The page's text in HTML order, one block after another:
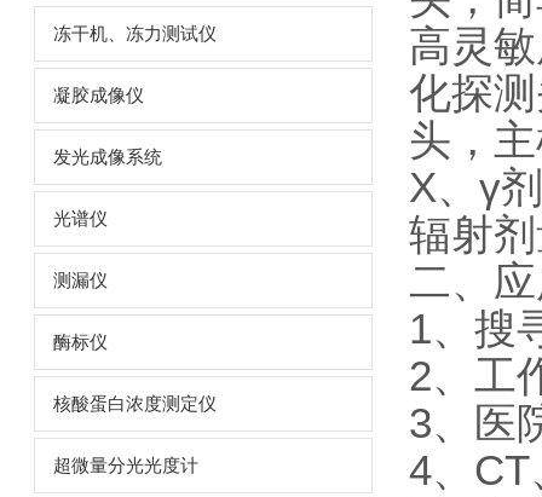
冻干机、冻力测试仪
凝胶成像仪
发光成像系统
光谱仪
测漏仪
酶标仪
核酸蛋白浓度测定仪
超微量分光光度计
高灵
化探
头，
X、γ
辐射
二、
1、搜
2、工
3、医
4、